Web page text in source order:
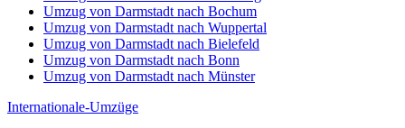
Umzug von Darmstadt nach Bochum
Umzug von Darmstadt nach Wuppertal
Umzug von Darmstadt nach Bielefeld
Umzug von Darmstadt nach Bonn
Umzug von Darmstadt nach Münster
Internationale-Umzüge